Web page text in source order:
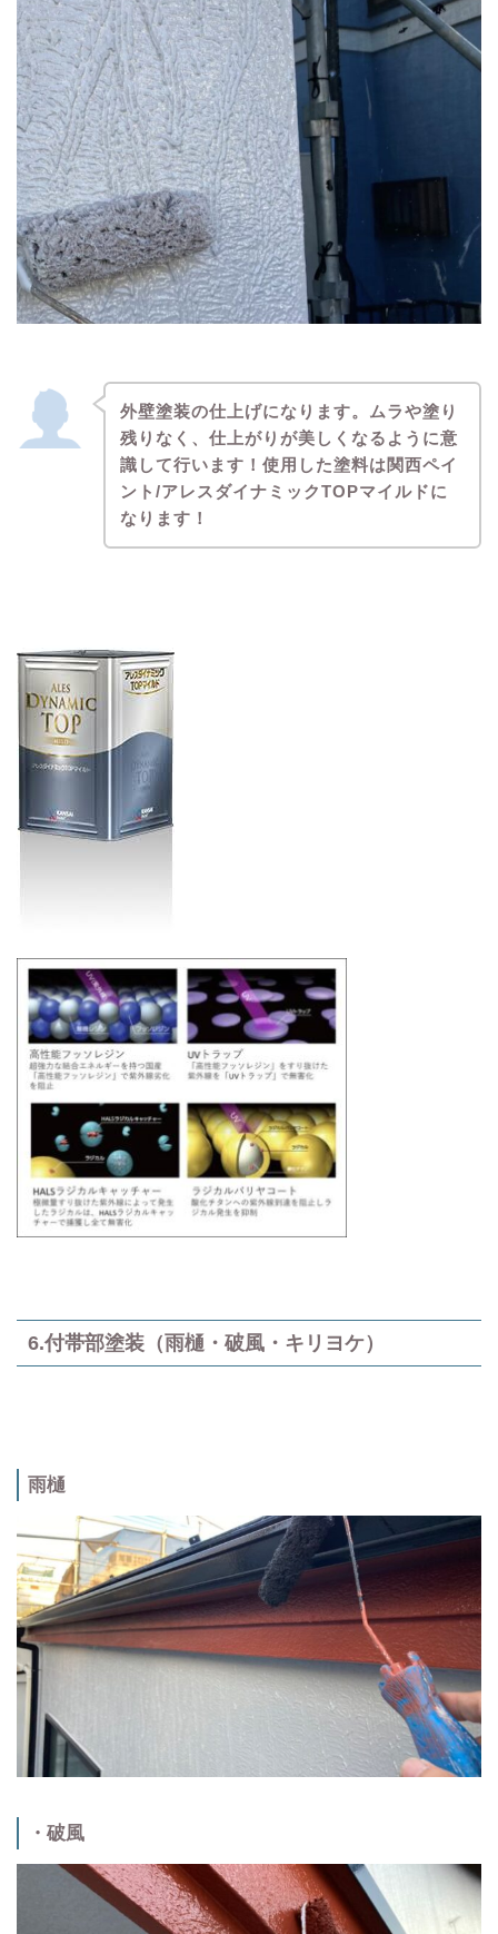
外壁塗装の仕上げになります。ムラや塗り
残りなく、仕上がりが美しくなるように意
識して行います！使用した塗料は関西ペイ
ント/アレスダイナミックTOPマイルドに
なります！
6.付帯部塗装（雨樋・破風・キリヨケ）
雨樋
・破風